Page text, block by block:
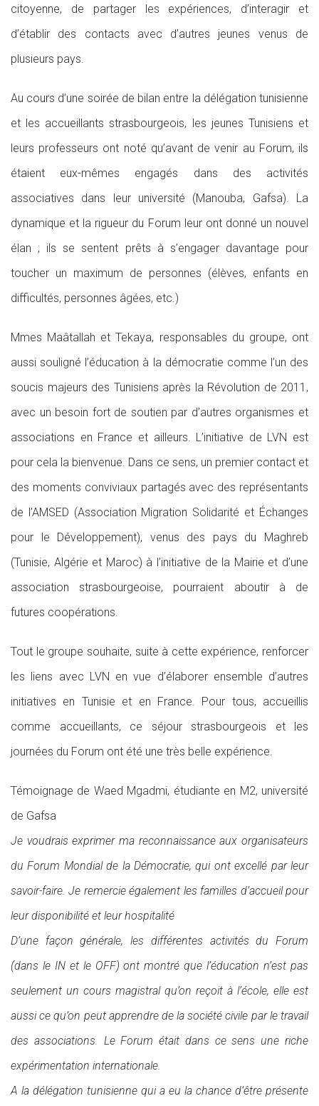
citoyenne, de partager les expériences, d’interagir et
d’établir des contacts avec d’autres jeunes venus de
plusieurs pays.
Au cours d’une soirée de bilan entre la délégation tunisienne
et les accueillants strasbourgeois, les jeunes Tunisiens et
leurs professeurs ont noté qu’avant de venir au Forum, ils
étaient eux-mêmes engagés dans des activités
associatives dans leur université (Manouba, Gafsa). La
dynamique et la rigueur du Forum leur ont donné un nouvel
élan ; ils se sentent prêts à s’engager davantage pour
toucher un maximum de personnes (élèves, enfants en
difficultés, personnes âgées, etc.)
Mmes Maâtallah et Tekaya, responsables du groupe, ont
aussi souligné l’éducation à la démocratie comme l’un des
soucis majeurs des Tunisiens après la Révolution de 2011,
avec un besoin fort de soutien par d’autres organismes et
associations en France et ailleurs. L’initiative de LVN est
pour cela la bienvenue. Dans ce sens, un premier contact et
des moments conviviaux partagés avec des représentants
de l’AMSED (Association Migration Solidarité et Échanges
pour le Développement), venus des pays du Maghreb
(Tunisie, Algérie et Maroc) à l’initiative de la Mairie et d’une
association strasbourgeoise, pourraient aboutir à de
futures coopérations.
Tout le groupe souhaite, suite à cette expérience, renforcer
les liens avec LVN en vue d’élaborer ensemble d’autres
initiatives en Tunisie et en France. Pour tous, accueillis
comme accueillants, ce séjour strasbourgeois et les
journées du Forum ont été une très belle expérience.
Témoignage de Waed Mgadmi, étudiante en M2, université
de Gafsa
Je voudrais exprimer ma reconnaissance aux organisateurs
du Forum Mondial de la Démocratie, qui ont excellé par leur
savoir-faire. Je remercie également les familles d’accueil pour
leur disponibilité et leur hospitalité
D’une façon générale, les différentes activités du Forum
(dans le IN et le OFF) ont montré que l’éducation n’est pas
seulement un cours magistral qu’on reçoit à l’école, elle est
aussi ce qu’on peut apprendre de la société civile par le travail
des associations. Le Forum était dans ce sens une riche
expérimentation internationale.
A la délégation tunisienne qui a eu la chance d’être présente